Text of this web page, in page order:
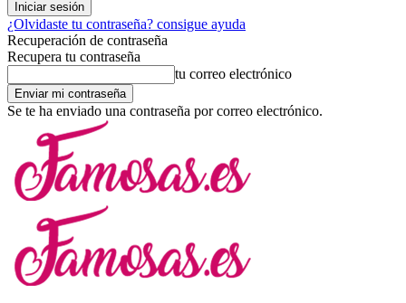
¿Olvidaste tu contraseña? consigue ayuda
Recuperación de contraseña
Recupera tu contraseña
tu correo electrónico
Se te ha enviado una contraseña por correo electrónico.